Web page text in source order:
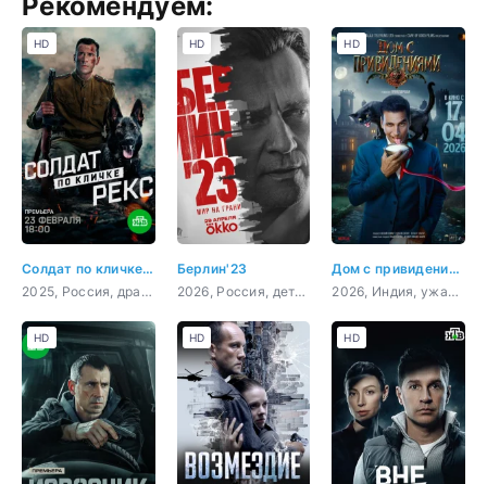
Солдат по кличке Рекс
2025, Россия, драма, военный
HD
Берлин'23
2026, Россия, детектив
HD
Дом с привидениями
2026, Индия, ужасы, комедия
HD
HD HD HD